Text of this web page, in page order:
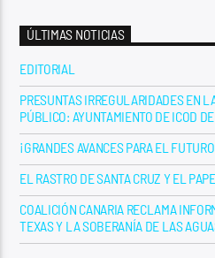
ÚLTIMAS NOTICIAS
EDITORIAL
PRESUNTAS IRREGULARIDADES EN
PÚBLICO: AYUNTAMIENTO DE ICOD
¡GRANDES AVANCES PARA EL
EL RASTRO DE SANTA CRUZ Y EL
COALICIÓN CANARIA RECLAMA
TEXAS Y LA SOBERANÍA DE LAS